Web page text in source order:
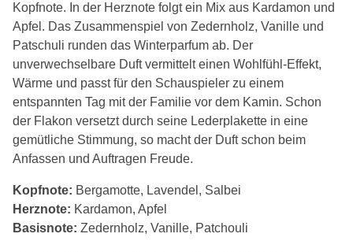
Kopfnote. In der Herznote folgt ein Mix aus Kardamon und
Apfel. Das Zusammenspiel von Zedernholz, Vanille und
Patschuli runden das Winterparfum ab. Der
unverwechselbare Duft vermittelt einen Wohlfühl-Effekt,
Wärme und passt für den Schauspieler zu einem
entspannten Tag mit der Familie vor dem Kamin. Schon
der Flakon versetzt durch seine Lederplakette in eine
gemütliche Stimmung, so macht der Duft schon beim
Anfassen und Auftragen Freude.
Kopfnote: Bergamotte, Lavendel, Salbei
Herznote: Kardamon, Apfel
Basisnote: Zedernholz, Vanille, Patchouli